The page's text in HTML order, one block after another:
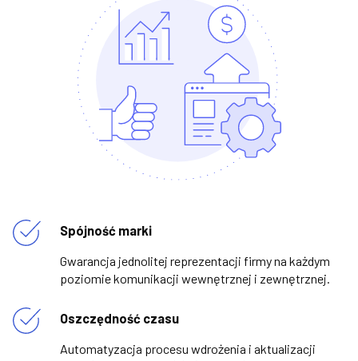
Spójność marki
Gwarancja jednolitej reprezentacji firmy na każdym
poziomie komunikacji wewnętrznej i zewnętrznej.
Oszczędność czasu
Automatyzacja procesu wdrożenia i aktualizacji